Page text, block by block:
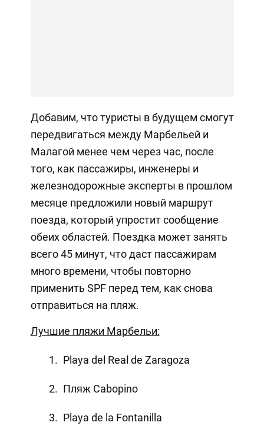
Добавим, что туристы в будущем смогут
передвигаться между Марбельей и
Малагой менее чем через час, после
того, как пассажиры, инженеры и
железнодорожные эксперты в прошлом
месяце предложили новый маршрут
поезда, который упростит сообщение
обеих областей. Поездка может занять
всего 45 минут, что даст пассажирам
много времени, чтобы повторно
применить SPF перед тем, как снова
отправиться на пляж.
Лучшие пляжи Марбельи:
Playa del Real de Zaragoza
Пляж Cabopino
Playa de la Fontanilla